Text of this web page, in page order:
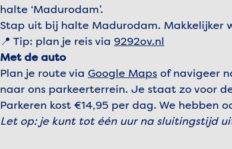
halte ‘Madurodam’.
Stap uit bij halte Madurodam. Makkelijker
📍 Tip: plan je reis via9292ov.nl
Met de auto
Plan je route viaGoogle Maps of navigeer
naar ons parkeerterrein. Je staat zo voor
Parkeren kost €14,95 per dag. We hebben
Let op: je kunt tot één uur na sluitingstijd